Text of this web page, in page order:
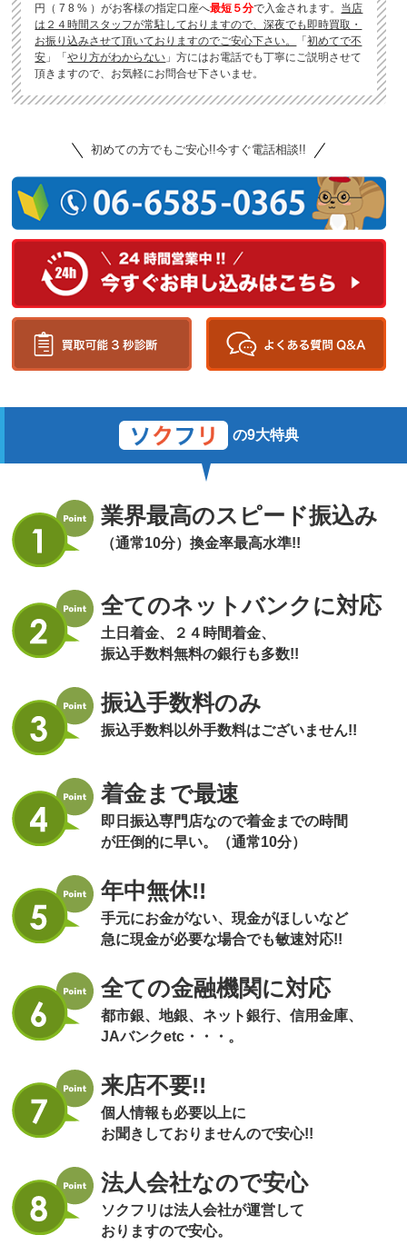
円（7 8 % ）がお客様の指定口座へ最短５分で入金されます。 当店
は２４時間スタッフが常駐しておりますので、深夜でも即時買取・
お振り込みさせて頂いておりますのでご安心下さい。
「初めてで不
安 」「やり方がわからない 」方にはお電話でも丁寧にご説明させて
頂きますので、お気軽にお問合せ下さいませ。
初めての方でもご安心!!今すぐ電話相談!!
の9大特典
業界最高のスピード振込み
（通常10分）換金率最高水準!!
全てのネットバンクに対応
土日着金、２４時間着金、
振込手数料無料の銀行も多数!!
振込手数料のみ
振込手数料以外手数料はございません!!
着金まで最速
即日振込専門店なので着金までの時間
が圧倒的に早い。（通常10分）
年中無休!!
手元にお金がない、現金がほしいなど
急に現金が必要な場合でも敏速対応!!
全ての金融機関に対応
都市銀、地銀、ネット銀行、信用金庫、
JAバンクetc・・・。
来店不要!!
個人情報も必要以上に
お聞きしておりませんので安心!!
法人会社なので安心
ソクフリは法人会社が運営して
おりますので安心。